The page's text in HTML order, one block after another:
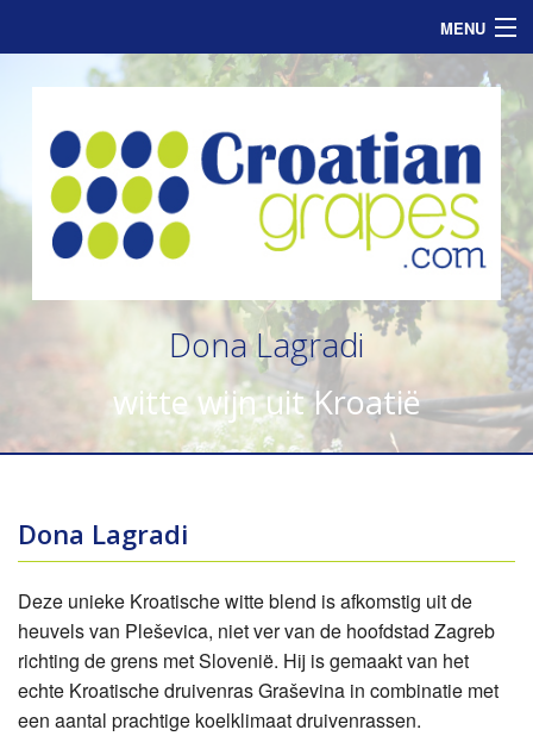
MENU
Assortiment
Informatie
Zakelijk
Consumenten
Dona Lagradi
witte wijn uit Kroatië
Dona Lagradi
Deze unieke Kroatische witte blend is afkomstig uit de
heuvels van Pleševica, niet ver van de hoofdstad Zagreb
richting de grens met Slovenië. Hij is gemaakt van het
echte Kroatische druivenras Graševina in combinatie met
een aantal prachtige koelklimaat druivenrassen.